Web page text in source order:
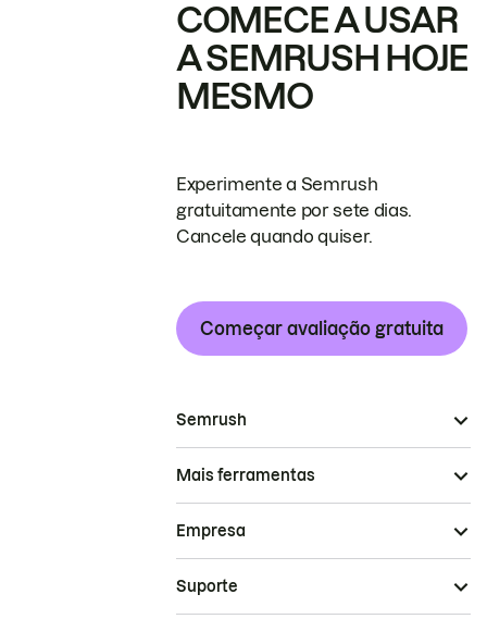
COMECE A USAR
A SEMRUSH HOJE
MESMO
Experimente a Semrush
gratuitamente por sete dias.
Cancele quando quiser.
Começar avaliação gratuita
Semrush
Mais ferramentas
Empresa
Suporte